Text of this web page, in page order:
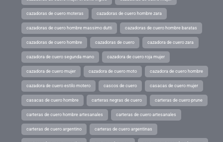
cazadoras de cuero moteras cazadoras de cuero hombre zara
cazadoras de cuero hombre massimo dutti cazadoras de cuero hombre baratas
cazadoras de cuero hombre cazadoras de cuero cazadora de cuero zara
cazadora de cuero segunda mano cazadora de cuero roja mujer
cazadora de cuero mujer cazadora de cuero moto cazadora de cuero hombre
cazadora de cuero estilo motero cascos de cuero casacas de cuero mujer
casacas de cuero hombre carteras negras de cuero carteras de cuero prune
carteras de cuero hombre artesanales carteras de cuero artesanales
carteras de cuero argentino carteras de cuero argentinas